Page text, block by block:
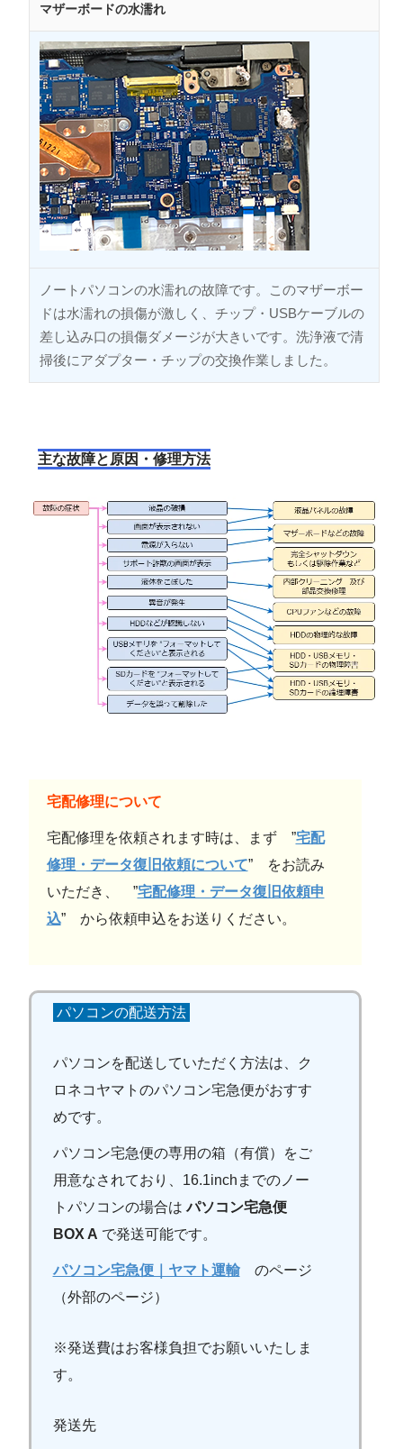
マザーボードの水濡れ
ノートパソコンの水濡れの故障です。このマザーボー
ドは水濡れの損傷が激しく、チップ・USBケーブルの
差し込み口の損傷ダメージが大きいです。洗浄液で清
掃後にアダプター・チップの交換作業しました。
主な故障と原因・修理方法
宅配修理について
宅配修理を依頼されます時は、まず ”宅配
修理・データ復旧依頼について” をお読み
いただき、 ”宅配修理・データ復旧依頼申
込” から依頼申込をお送りください。
パソコンの配送方法
パソコンを配送していただく方法は、ク
ロネコヤマトのパソコン宅急便がおすす
めです。
パソコン宅急便の専用の箱（有償）をご
用意なされており、16.1inchまでのノー
トパソコンの場合はパソコン宅急便
BOX A で発送可能です。
パソコン宅急便｜ヤマト運輸のページ
（外部のページ）
※発送費はお客様負担でお願いいたしま
す。
発送先